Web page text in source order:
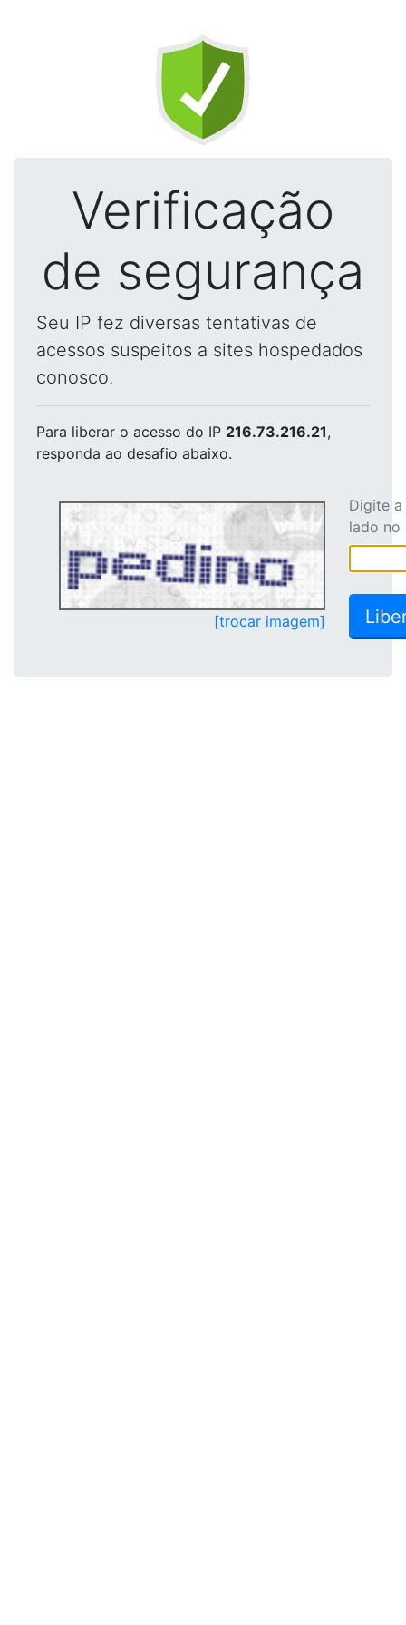
Verificação
de segurança
Seu IP fez diversas tentativas de
acessos suspeitos a sites hospedados
conosco.
Para liberar o acesso do IP 216.73.216.21,
responda ao desafio abaixo.
[trocar imagem]
Digite
lado no